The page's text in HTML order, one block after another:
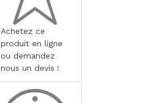
Achetez ce
produit en ligne
ou demandez
nous un devis !